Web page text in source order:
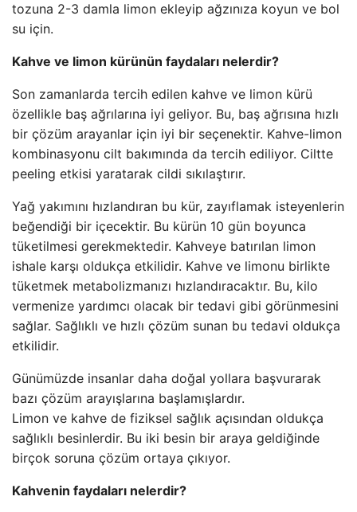
tozuna 2-3 damla limon ekleyip ağzınıza koyun ve bol
su için.
Kahve ve limon kürünün faydaları nelerdir?
Son zamanlarda tercih edilen kahve ve limon kürü
özellikle baş ağrılarına iyi geliyor. Bu, baş ağrısına hızlı
bir çözüm arayanlar için iyi bir seçenektir. Kahve-limon
kombinasyonu cilt bakımında da tercih ediliyor. Ciltte
peeling etkisi yaratarak cildi sıkılaştırır.
Yağ yakımını hızlandıran bu kür, zayıflamak isteyenlerin
beğendiği bir içecektir. Bu kürün 10 gün boyunca
tüketilmesi gerekmektedir. Kahveye batırılan limon
ishale karşı oldukça etkilidir. Kahve ve limonu birlikte
tüketmek metabolizmanızı hızlandıracaktır. Bu, kilo
vermenize yardımcı olacak bir tedavi gibi görünmesini
sağlar. Sağlıklı ve hızlı çözüm sunan bu tedavi oldukça
etkilidir.
Günümüzde insanlar daha doğal yollara başvurarak
bazı çözüm arayışlarına başlamışlardır.
Limon ve kahve de fiziksel sağlık açısından oldukça
sağlıklı besinlerdir. Bu iki besin bir araya geldiğinde
birçok soruna çözüm ortaya çıkıyor.
Kahvenin faydaları nelerdir?